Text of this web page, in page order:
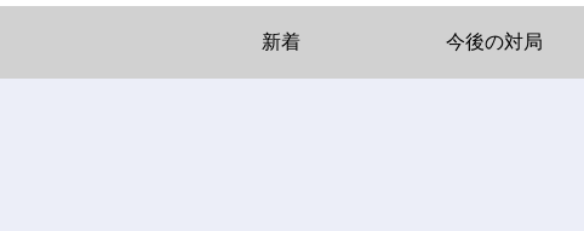
新着 今後の対局